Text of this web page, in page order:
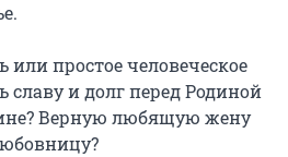
или простое человеческое
славу и долг перед Родиной
Верную любящую жену